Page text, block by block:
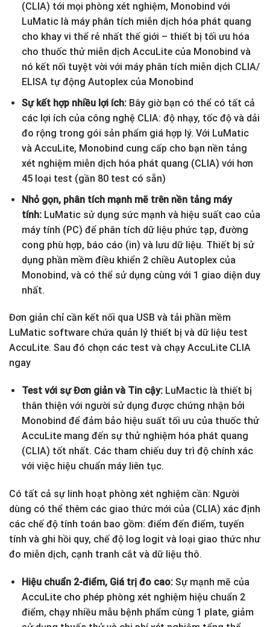
(CLIA) tới mọi phòng xét nghiệm, Monobind với
LuMatic là máy phân tích miễn dịch hóa phát quang
cho khay vi thể rẻ nhất thế giới – thiết bị tối ưu hóa
cho thuốc thử miễn dịch AccuLite của Monobind và
nó kết nối tuyệt vời với máy phân tích miễn dịch CLIA/
ELISA tự động Autoplex của Monobind
Sự kết hợp nhiều lợi ích:Bây giờ bạn có thể có tất cả
các lợi ích của công nghệ CLIA: độ nhạy, tốc độ và dải
đo rộng trong gói sản phẩm giá hợp lý. Với LuMatic
và AccuLite, Monobind cung cấp cho bạn nền tảng
xét nghiệm miễn dịch hóa phát quang (CLIA) với hơn
45 loại test (gần 80 test có sẵn)
Nhỏ gọn, phân tích mạnh mẽ trên nền tảng máy
tính:LuMatic sử dụng sức mạnh và hiệu suất cao của
máy tính (PC) để phân tích dữ liệu phức tạp, đường
cong phù hợp, báo cáo (in) và lưu dữ liệu. Thiết bị sử
dụng phần mềm điều khiển 2 chiều Autoplex của
Monobind, và có thể sử dụng cùng với 1 giao diện duy
nhất.
Đơn giản chỉ cần kết nối qua USB và tải phần mềm
LuMatic software chứa quản lý thiết bị và dữ liệu test
AccuLite. Sau đó chọn các test và chạy AccuLite CLIA
ngay
Test với sự Đơn giản và Tin cậy:LuMactic là thiết bị
thân thiện với người sử dụng được chứng nhận bởi
Monobind để đảm bảo hiệu suất tối ưu của thuốc thử
AccuLite mang đến sự thử nghiệm hóa phát quang
(CLIA) tốt nhất. Các tham chiếu duy trì độ chính xác
với việc hiệu chuẩn máy liên tục.
Có tất cả sự linh hoạt phòng xét nghiệm cần: Người
dùng có thể thêm các giao thức mới của (CLIA) xác định
các chế độ tính toán bao gồm: điểm đến điểm, tuyến
tính và ghi hồi quy, chế độ log logit và loại giao thức như
đo miễn dịch, cạnh tranh cắt và dữ liệu thô.
Hiệu chuẩn 2-điểm, Giá trị đo cao:Sự mạnh mẽ của
AccuLite cho phép phòng xét nghiệm hiệu chuẩn 2
điểm, chạy nhiều mẫu bệnh phẩm cùng 1 plate, giảm